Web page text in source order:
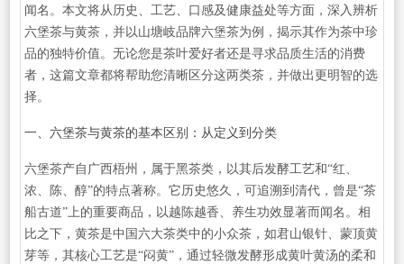
闻名。本文将从历史、工艺、口感及健康益处等方面，深入辨析
六堡茶与黄茶，并以山塘岐品牌六堡茶为例，揭示其作为茶中珍
品的独特价值。无论您是茶叶爱好者还是寻求品质生活的消费
者，这篇文章都将帮助您清晰区分这两类茶，并做出更明智的选
择。
一、六堡茶与黄茶的基本区别：从定义到分类
六堡茶产自广西梧州，属于黑茶类，以其后发酵工艺和“红、
浓、陈、醇”的特点著称。它历史悠久，可追溯到清代，曾是“茶
船古道”上的重要商品，以越陈越香、养生功效显著而闻名。相
比之下，黄茶是中国六大茶类中的小众茶，如君山银针、蒙顶黄
芽等，其核心工艺是“闷黄”，通过轻微发酵形成黄叶黄汤的柔和